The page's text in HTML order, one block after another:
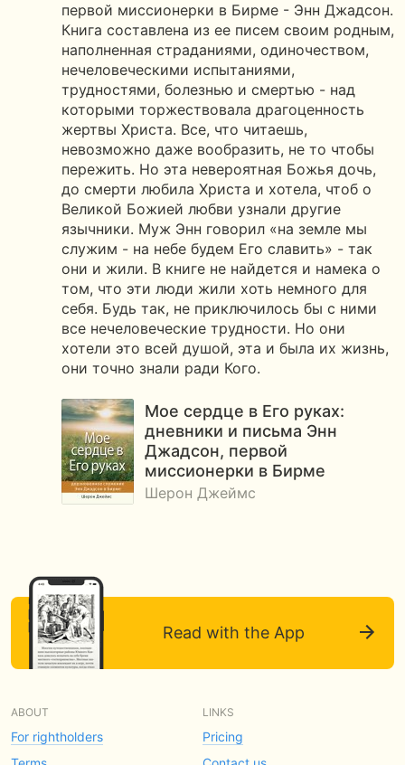
первой миссионерки в Бирме - Энн Джадсон.
Книга составлена из ее писем своим родным,
наполненная страданиями, одиночеством,
нечеловеческими испытаниями,
трудностями, болезнью и смертью - над
которыми торжествовала драгоценность
жертвы Христа. Все, что читаешь,
невозможно даже вообразить, не то чтобы
пережить. Но эта невероятная Божья дочь,
до смерти любила Христа и хотела, чтоб о
Великой Божией любви узнали другие
язычники. Муж Энн говорил «на земле мы
служим - на небе будем Его славить» - так
они и жили. В книге не найдется и намека о
том, что эти люди жили хоть немного для
себя. Будь так, не приключилось бы с ними
все нечеловеческие трудности. Но они
хотели это всей душой, эта и была их жизнь,
они точно знали ради Кого.
Мое сердце в Его руках:
дневники и письма Энн
Джадсон, первой
миссионерки в Бирме
Шерон Джеймс
Read with the App
ABOUT
For rightholders
LINKS
Pricing